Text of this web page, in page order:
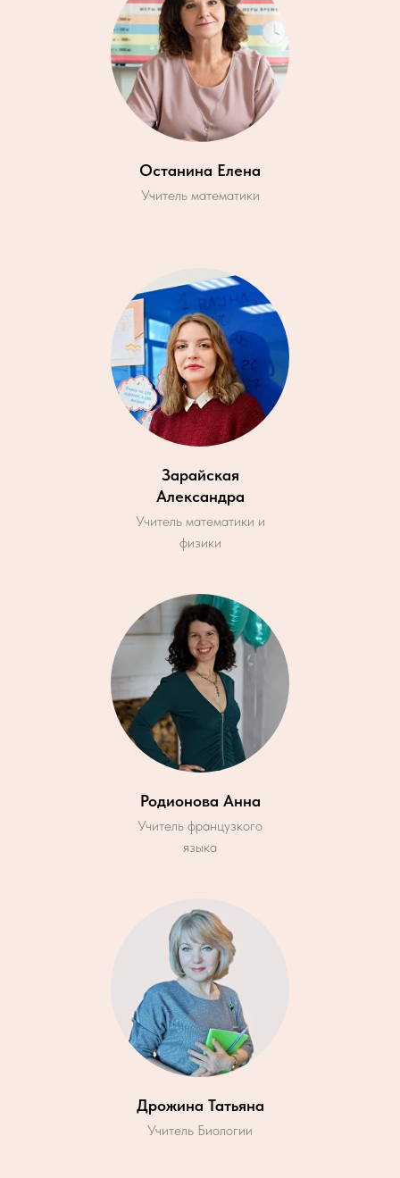
Останина Елена
Учитель математики
Зарайская
Александра
Учитель математики и
физики
Родионова Анна
Учитель французкого
языка
Дрожина Татьяна
Учитель Биологии